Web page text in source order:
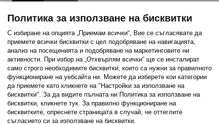
Последвайте ни:
FacebookTwitterYoutubePinterestInstagram
Политика за използване на бисквитки
С избиране на опцията „Приемам всички“, Вие се съгласявате да
приемете всички бисквитки с цел подобряване на навигацията,
анализ на посещенията и подобряване на маркетинговите ни
активности. При избор на „Отхвърлям всички“ ще се инсталират
само строго необходимитe бисквитки, които са нужни за правилното
функциониране на уебсайта ни. Можете да изберете кои категории
да приемете като кликнете на "Настройки за използване на
бисквитки". За да видите пълната ни Политика за използване на
бисквитки, кликнете тук. За правилно функциониране на
бисквитките, опреснете страницата в случай, че оттеглите
съгласието си за използване на бисквитки.